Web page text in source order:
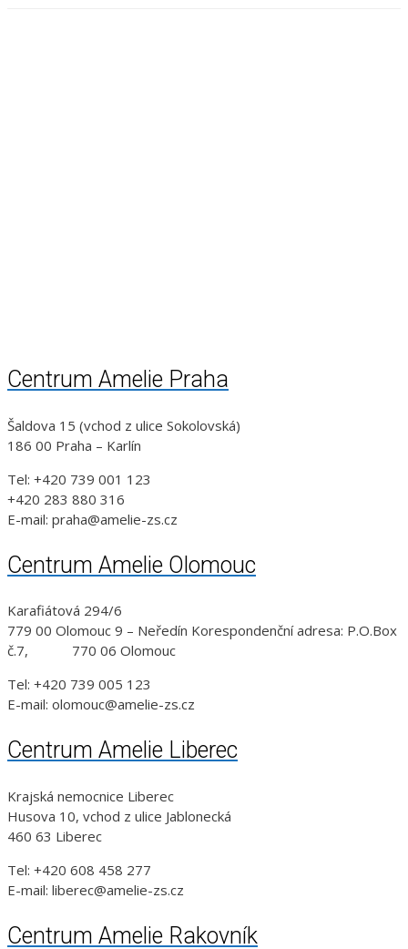
Centrum Amelie Praha
Šaldova 15 (vchod z ulice Sokolovská)
186 00 Praha – Karlín
Tel: +420 739 001 123
+420 283 880 316
E-mail: praha@amelie-zs.cz
Centrum Amelie Olomouc
Karafiátová 294/6
779 00 Olomouc 9 – Neředín Korespondenční adresa: P.O.Box
č.7, 770 06 Olomouc
Tel: +420 739 005 123
E-mail: olomouc@amelie-zs.cz
Centrum Amelie Liberec
Krajská nemocnice Liberec
Husova 10, vchod z ulice Jablonecká
460 63 Liberec
Tel: +420 608 458 277
E-mail: liberec@amelie-zs.cz
Centrum Amelie Rakovník